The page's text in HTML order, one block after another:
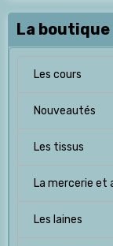
La boutique
Les cours
Nouveautés
Les tissus
La mercerie et
Les laines